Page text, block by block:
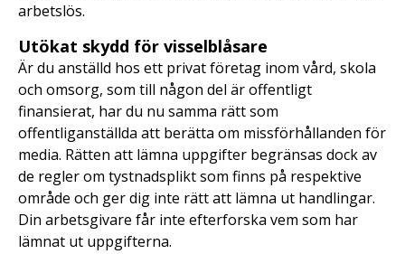
arbetslös.
Utökat skydd för visselblåsare
Är du anställd hos ett privat företag inom vård, skola
och omsorg, som till någon del är offentligt
finansierat, har du nu samma rätt som
offentliganställda att berätta om missförhållanden för
media. Rätten att lämna uppgifter begränsas dock av
de regler om tystnadsplikt som finns på respektive
område och ger dig inte rätt att lämna ut handlingar.
Din arbetsgivare får inte efterforska vem som har
lämnat ut uppgifterna.